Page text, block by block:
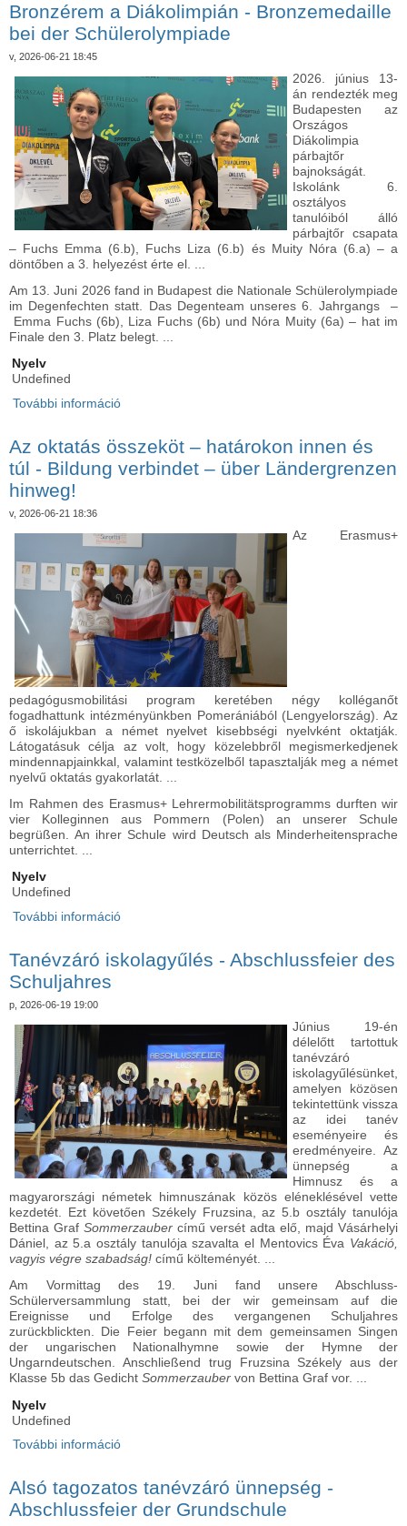
kapcsolatosan
Bronzérem a Diákolimpián - Bronzemedaille
bei der Schülerolympiade
v, 2026-06-21 18:45
2026. június 13-
án rendezték meg
Budapesten az
Országos
Diákolimpia
párbajtőr
bajnokságát.
Iskolánk 6.
osztályos
tanulóiból álló
párbajtőr csapata
– Fuchs Emma (6.b), Fuchs Liza (6.b) és Muity Nóra (6.a) – a
döntőben a 3. helyezést érte el. ...
Am 13. Juni 2026 fand in Budapest die Nationale Schülerolympiade
im Degenfechten statt. Das Degenteam unseres 6. Jahrgangs –
Emma Fuchs (6b), Liza Fuchs (6b) und Nóra Muity (6a) – hat im
Finale den 3. Platz belegt. ...
Nyelv
Undefined
További információ
Az oktatás összeköt – határokon innen és
túl - Bildung verbindet – über Ländergrenzen
hinweg!
v, 2026-06-21 18:36
Az Erasmus+
pedagógusmobilitási program keretében négy kolléganőt
fogadhattunk intézményünkben Pomerániából (Lengyelország). Az
ő iskolájukban a német nyelvet kisebbségi nyelvként oktatják.
Látogatásuk célja az volt, hogy közelebbről megismerkedjenek
mindennapjainkkal, valamint testközelből tapasztalják meg a német
nyelvű oktatás gyakorlatát. ...
Im Rahmen des Erasmus+ Lehrermobilitätsprogramms durften wir
vier Kolleginnen aus Pommern (Polen) an unserer Schule
begrüßen. An ihrer Schule wird Deutsch als Minderheitensprache
unterrichtet. ...
Nyelv
Undefined
További információ
Tanévzáró iskolagyűlés - Abschlussfeier des
Schuljahres
p, 2026-06-19 19:00
Június 19-én
délelőtt tartottuk
tanévzáró
iskolagyűlésünket,
amelyen közösen
tekintettünk vissza
az idei tanév
eseményeire és
eredményeire. Az
ünnepség a
Himnusz és a
magyarországi németek himnuszának közös eléneklésével vette
kezdetét. Ezt követően Székely Fruzsina, az 5.b osztály tanulója
Bettina Graf Sommerzauber című versét adta elő, majd Vásárhelyi
Dániel, az 5.a osztály tanulója szavalta el Mentovics Éva Vakáció,
vagyis végre szabadság! című költeményét. ...
Am Vormittag des 19. Juni fand unsere Abschluss-
Schülerversammlung statt, bei der wir gemeinsam auf die
Ereignisse und Erfolge des vergangenen Schuljahres
zurückblickten. Die Feier begann mit dem gemeinsamen Singen
der ungarischen Nationalhymne sowie der Hymne der
Ungarndeutschen. Anschließend trug Fruzsina Székely aus der
Klasse 5b das Gedicht Sommerzauber von Bettina Graf vor. ...
Nyelv
Undefined
További információ
Alsó tagozatos tanévzáró ünnepség -
Abschlussfeier der Grundschule